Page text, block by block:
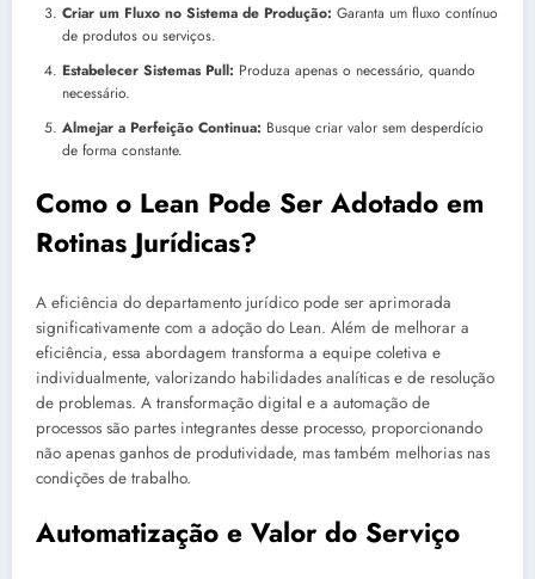
Criar um Fluxo no Sistema de Produção: Garanta um fluxo contínuo
de produtos ou serviços.
Estabelecer Sistemas Pull: Produza apenas o necessário, quando
necessário.
Almejar a Perfeição Continua: Busque criar valor sem desperdício
de forma constante.
Como o Lean Pode Ser Adotado em
Rotinas Jurídicas?
A eficiência do departamento jurídico pode ser aprimorada
significativamente com a adoção do Lean. Além de melhorar a
eficiência, essa abordagem transforma a equipe coletiva e
individualmente, valorizando habilidades analíticas e de resolução
de problemas. A transformação digital e a automação de
processos são partes integrantes desse processo, proporcionando
não apenas ganhos de produtividade, mas também melhorias nas
condições de trabalho.
Automatização e Valor do Serviço